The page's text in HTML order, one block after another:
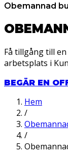
Obemannad
Få tillgång till
arbetsplats i
BEGÄR EN
Hem
/
/